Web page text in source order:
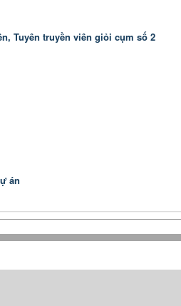
Tuyên truyền viên giỏi cụm số 2
án